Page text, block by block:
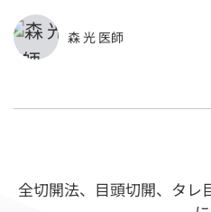
森 光 医師
全切開法、目頭切開、タレ